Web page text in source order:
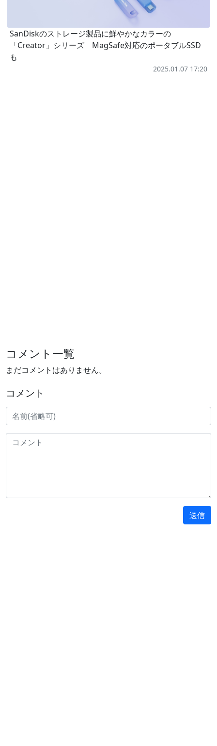
SanDiskのストレージ製品に鮮やかなカラーの
「Creator」シリーズ MagSafe対応のポータブルSSD
も
2025.01.07 17:20
コメント一覧
まだコメントはありません。
コメント
送信